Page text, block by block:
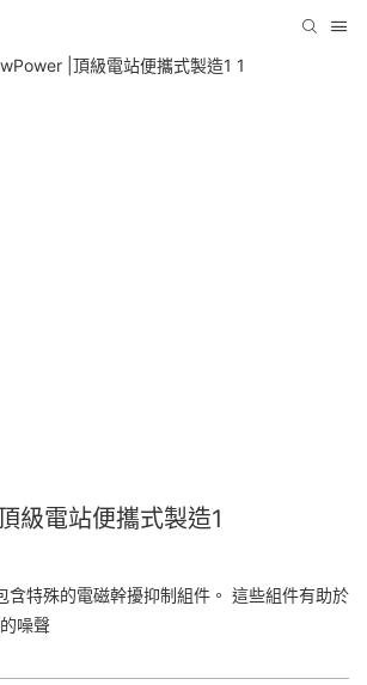
級電站便攜式製造1
含特殊的電磁幹擾抑制組件。 這些組件有助於
噪聲